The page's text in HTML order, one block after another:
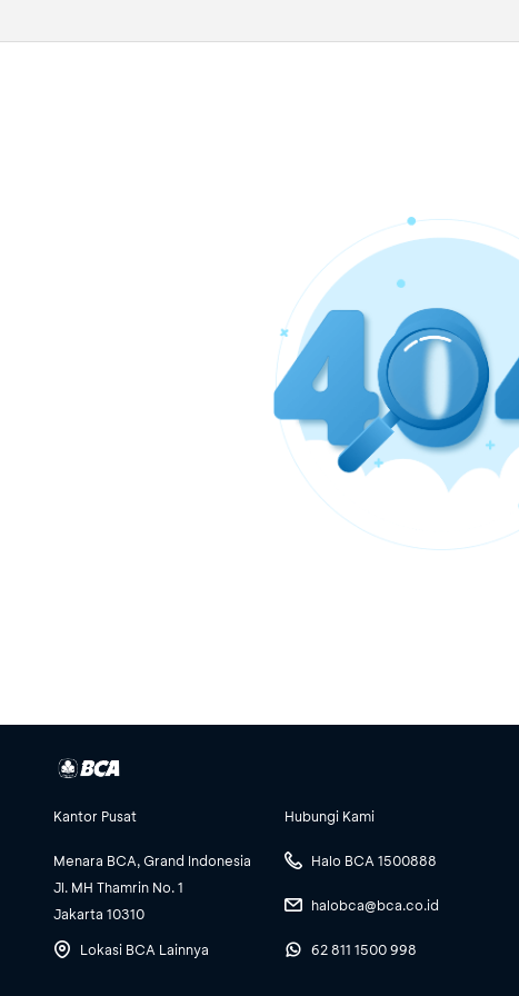
Kantor Pusat
Menara BCA, Grand Indonesia
Jl. MH Thamrin No. 1
Jakarta 10310
Lokasi BCA Lainnya
Hubungi Kami
Halo BCA 1500888
halobca@bca.co.id
62 811 1500 998